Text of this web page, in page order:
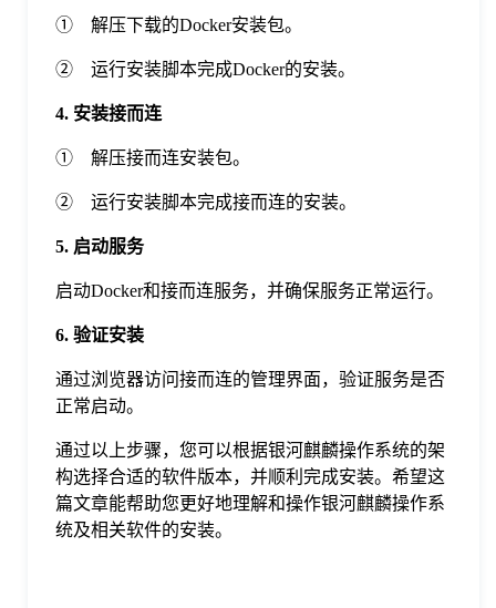
① 解压下载的Docker安装包。
② 运行安装脚本完成Docker的安装。
4. 安装接而连
① 解压接而连安装包。
② 运行安装脚本完成接而连的安装。
5. 启动服务
启动Docker和接而连服务，并确保服务正常运行。
6. 验证安装
通过浏览器访问接而连的管理界面，验证服务是否
正常启动。
通过以上步骤，您可以根据银河麒麟操作系统的架
构选择合适的软件版本，并顺利完成安装。希望这
篇文章能帮助您更好地理解和操作银河麒麟操作系
统及相关软件的安装。